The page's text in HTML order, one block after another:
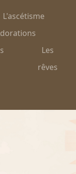
L'ascétisme
Les
rêves